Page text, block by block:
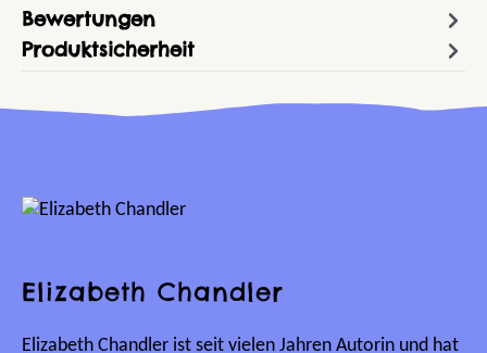
Bewertungen
Produktsicherheit
Elizabeth Chandler
Elizabeth Chandler ist seit vielen Jahren Autorin und hat